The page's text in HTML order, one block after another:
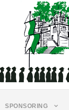
SPONSORING